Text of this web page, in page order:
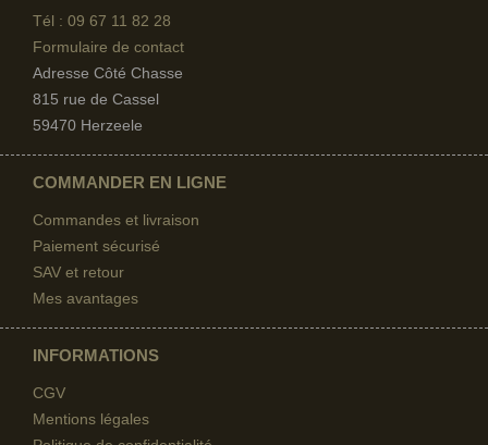
Tél : 09 67 11 82 28
Formulaire de contact
Adresse Côté Chasse
815 rue de Cassel
59470 Herzeele
COMMANDER EN LIGNE
Commandes et livraison
Paiement sécurisé
SAV et retour
Mes avantages
INFORMATIONS
CGV
Mentions légales